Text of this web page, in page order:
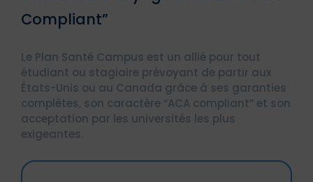
Compliant”
Le Plan Santé Campus est un allié pour tout
étudiant ou stagiaire prévoyant de partir aux
États-Unis ou au Canada grâce à ses garanties
complètes, son caractère “ACA compliant” et son
acceptation par les universités les plus
exigeantes.